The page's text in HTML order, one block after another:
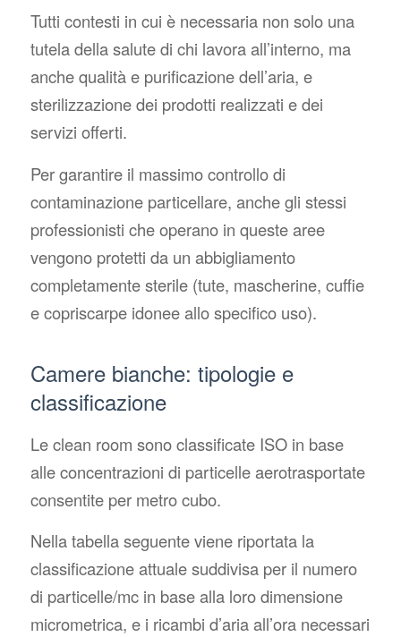
Tutti contesti in cui è necessaria non solo una
tutela della salute di chi lavora all’interno, ma
anche qualità e purificazione dell’aria, e
sterilizzazione dei prodotti realizzati e dei
servizi offerti.
Per garantire il massimo controllo di
contaminazione particellare, anche gli stessi
professionisti che operano in queste aree
vengono protetti da un abbigliamento
completamente sterile (tute, mascherine, cuffie
e copriscarpe idonee allo specifico uso).
Camere bianche: tipologie e
classificazione
Le clean room sono classificate ISO in base
alle concentrazioni di particelle aerotrasportate
consentite per metro cubo.
Nella tabella seguente viene riportata la
classificazione attuale suddivisa per il numero
di particelle/mc in base alla loro dimensione
micrometrica, e i ricambi d’aria all’ora necessari